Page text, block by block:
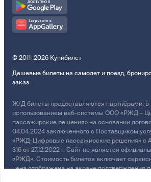
© 2011–2026 Купибилет
Дешевые билеты на самолет и поезд,
заказ
Ж/Д билеты предоставляются партнёрами, в
использованием веб-системы ООО «РЖД –
пассажирские решения» на основании
04.04.2024 заключенного с Поставщиком
«РЖД-Цифровые пассажирские решения»
316 от 27.12.2022 г. Сайт не является
«РЖД». Стоимость билетов включает
цена отображена на экране подтверждения